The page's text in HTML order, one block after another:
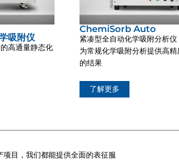
吸附仪
高通量静态化
ChemiSorb Auto
紧凑型全自动化学吸附分析仪
为常规化学吸附分析提供高
的结果
了解更多
目，我们都能提供全面的表征服